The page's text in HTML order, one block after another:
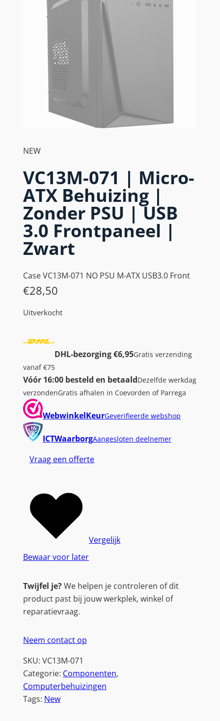
NEW
VC13M-071 | Micro-
ATX Behuizing |
Zonder PSU | USB
3.0 Frontpaneel |
Zwart
Case VC13M-071 NO PSU M-ATX USB3.0 Front
€28,50
Uitverkocht
DHL-bezorging €6,95Gratis verzending
vanaf €75
Vóór 16:00 besteld en betaaldDezelfde werkdag
verzondenGratis afhalen in Coevorden of Parrega
WebwinkelKeurGeverifieerde webshop
ICTWaarborgAangesloten deelnemer
Vraag een offerte
Bewaar voor later
Vergelijk
Twijfel je?We helpen je controleren of dit
product past bij jouw werkplek, winkel of
reparatievraag.
Neem contact op
SKU: VC13M-071
Categorie: Componenten
Computerbehuizingen
Tags: New